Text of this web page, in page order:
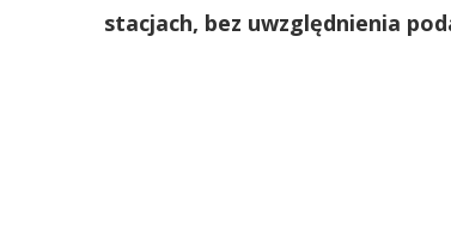
stacjach, bez uwzględnienia